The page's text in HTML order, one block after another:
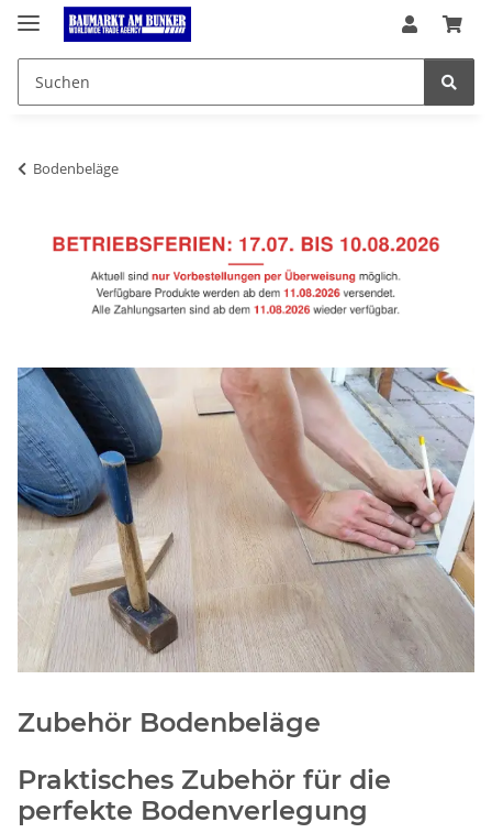
Bodenbeläge
Zubehör Bodenbeläge
Praktisches Zubehör für die
perfekte Bodenverlegung